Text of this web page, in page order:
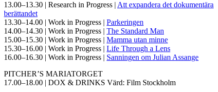
13.00–13.30 | Research in Progress | Att expandera det dokumentära
berättandet
13.30–14.00 | Work in Progress | Parkeringen
14.00–14.30 | Work in Progress | The Standard Man
15.00–15.30 | Work in Progress | Mamma utan minne
15.30–16.00 | Work in Progress | Life Through a Lens
16.00–16.30 | Work in Progress | Sanningen om Julian Assange
PITCHER’S MARIATORGET
17.00–18.00 | DOX & DRINKS Värd: Film Stockholm